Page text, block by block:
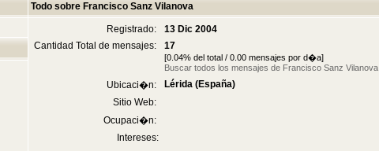
Todo sobre Francisco Sanz Vilanova
Registrado:
13 Dic 2004
Cantidad Total de mensajes:
17
[0.04% del total / 0.00 mensajes por d�a]
Buscar todos los mensajes de Francisco Sanz Vilanova
Ubicaci�n:
Lérida (España)
Sitio Web:
Ocupaci�n:
Intereses: